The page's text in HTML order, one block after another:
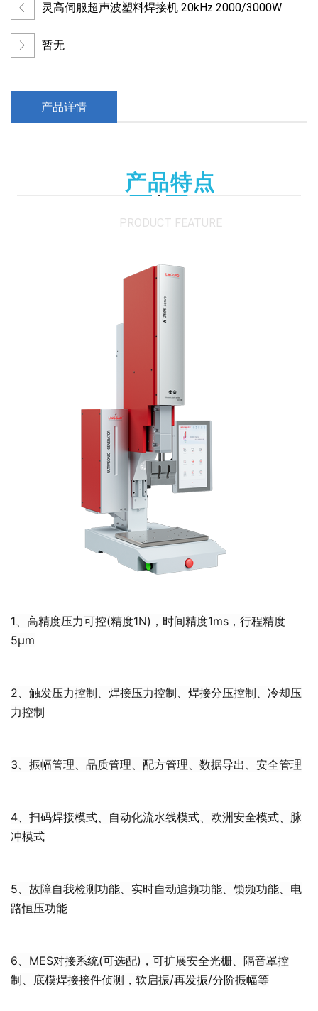
灵高伺服超声波塑料焊接机 20kHz 2000/3000W
暂无
产品详情
产品特点
PRODUCT FEATURE
1、高精度压力可控(精度1N)，时间精度1ms，行程精度
5μm
2、触发压力控制、焊接压力控制、焊接分压控制、冷却压
力控制
3、振幅管理、品质管理、配方管理、数据导出、安全管理
4、扫码焊接模式、自动化流水线模式、欧洲安全模式、脉
冲模式
5、故障自我检测功能、实时自动追频功能、锁频功能、电
路恒压功能
6、MES对接系统(可选配)，可扩展安全光栅、隔音罩控
制、底模焊接接件侦测，软启振/再发振/分阶振幅等